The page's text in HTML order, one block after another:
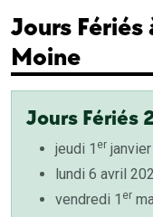
Jours Fériés
Moine
Jours Fériés
jeudi 1 er
lundi 6 avril
vendredi 1 er